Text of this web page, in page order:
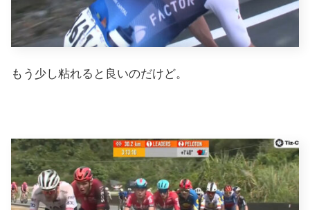
もう少し粘れると良いのだけど。